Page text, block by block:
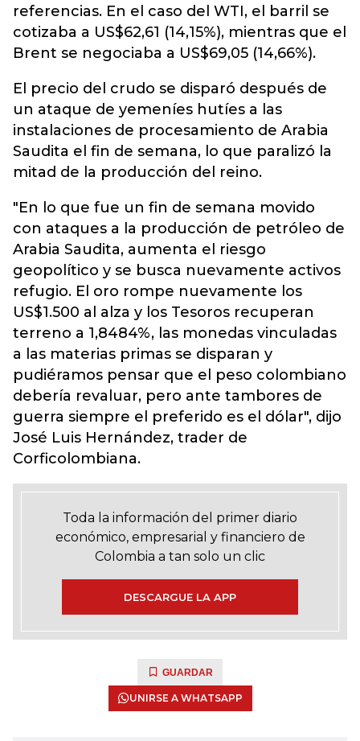
referencias. En el caso del WTI, el barril se
cotizaba a US$62,61 (14,15%), mientras que el
Brent se negociaba a US$69,05 (14,66%).
El precio del crudo se disparó después de
un ataque de yemeníes hutíes a las
instalaciones de procesamiento de Arabia
Saudita el fin de semana, lo que paralizó la
mitad de la producción del reino.
"En lo que fue un fin de semana movido
con ataques a la producción de petróleo de
Arabia Saudita, aumenta el riesgo
geopolítico y se busca nuevamente activos
refugio. El oro rompe nuevamente los
US$1.500 al alza y los Tesoros recuperan
terreno a 1,8484%, las monedas vinculadas
a las materias primas se disparan y
pudiéramos pensar que el peso colombiano
debería revaluar, pero ante tambores de
guerra siempre el preferido es el dólar", dijo
José Luis Hernández, trader de
Corficolombiana.
Toda la información del primer diario
económico, empresarial y financiero de
Colombia a tan solo un clic
DESCARGUE LA APP
GUARDAR
UNIRSE A WHATSAPP